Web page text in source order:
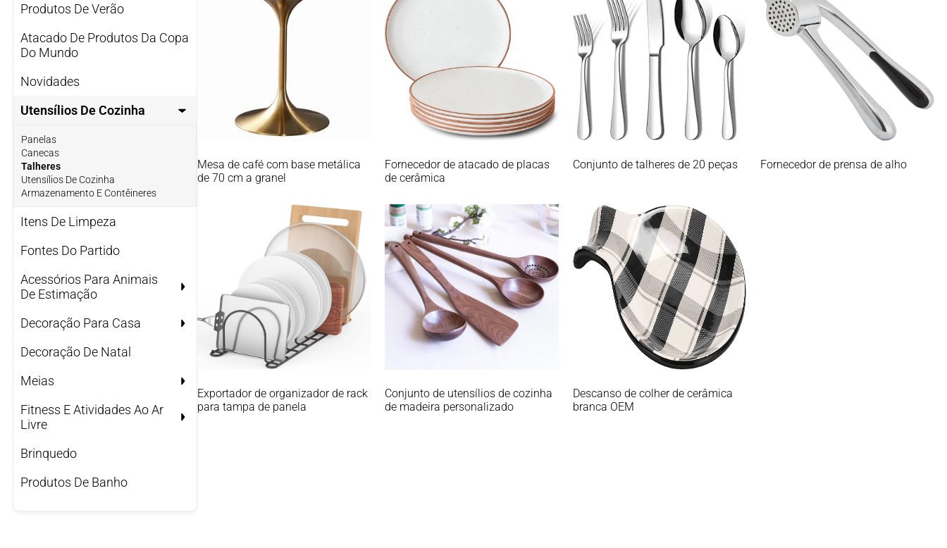
Produtos De Verão
Atacado De Produtos Da Copa
Do Mundo
Novidades
Utensílios De Cozinha
Panelas
Canecas
Talheres
Utensílios De Cozinha
Armazenamento E Contêineres
Itens De Limpeza
Fontes Do Partido
Acessórios Para Animais
De Estimação
Decoração Para Casa
Decoração De Natal
Meias
Fitness E Atividades Ao Ar
Livre
Brinquedo
Produtos De Banho
Mesa de café com base metálica
de 70 cm a granel
Fornecedor de atacado de placas
de cerâmica
Conjunto de talheres de 20 peças Fornecedor de prensa de alho
Exportador de organizador de rack
para tampa de panela
Conjunto de utensílios de cozinha
de madeira personalizado
Descanso de colher de cerâmica
branca OEM